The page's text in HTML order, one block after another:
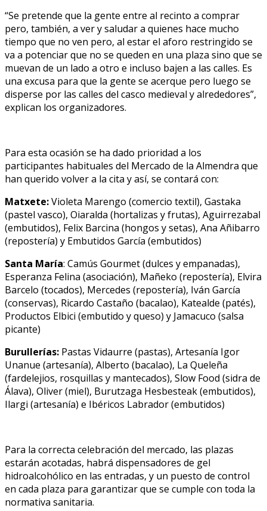
“Se pretende que la gente entre al recinto a comprar
pero, también, a ver y saludar a quienes hace mucho
tiempo que no ven pero, al estar el aforo restringido se
va a potenciar que no se queden en una plaza sino que se
muevan de un lado a otro e incluso bajen a las calles. Es
una excusa para que la gente se acerque pero luego se
disperse por las calles del casco medieval y alrededores”,
explican los organizadores.
Para esta ocasión se ha dado prioridad a los
participantes habituales del Mercado de la Almendra que
han querido volver a la cita y así, se contará con:
Matxete:Violeta Marengo (comercio textil), Gastaka
(pastel vasco), Oiaralda (hortalizas y frutas), Aguirrezabal
(embutidos), Felix Barcina (hongos y setas), Ana Añibarro
(repostería) y Embutidos García (embutidos)
Santa María: Camús Gourmet (dulces y empanadas),
Esperanza Felina (asociación), Mañeko (repostería), Elvira
Barcelo (tocados), Mercedes (repostería), Iván García
(conservas), Ricardo Castaño (bacalao), Katealde (patés),
Productos Elbici (embutido y queso) y Jamacuco (salsa
picante)
Burullerías: Pastas Vidaurre (pastas), Artesanía Igor
Unanue (artesanía), Alberto (bacalao), La Queleña
(fardelejios, rosquillas y mantecados), Slow Food (sidra de
Álava), Oliver (miel), Burutzaga Hesbesteak (embutidos),
Ilargi (artesanía) e Ibéricos Labrador (embutidos)
Para la correcta celebración del mercado, las plazas
estarán acotadas, habrá dispensadores de gel
hidroalcohólico en las entradas, y un puesto de control
en cada plaza para garantizar que se cumple con toda la
normativa sanitaria.